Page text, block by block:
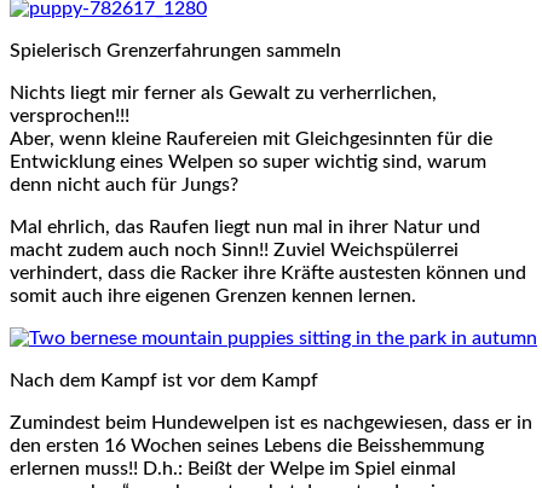
Spielerisch Grenzerfahrungen sammeln
Nichts liegt mir ferner als Gewalt zu verherrlichen,
versprochen!!!
Aber, wenn kleine Raufereien mit Gleichgesinnten für die
Entwicklung eines Welpen so super wichtig sind, warum
denn nicht auch für Jungs?
Mal ehrlich, das Raufen liegt nun mal in ihrer Natur und
macht zudem auch noch Sinn!! Zuviel Weichspülerrei
verhindert, dass die Racker ihre Kräfte austesten können und
somit auch ihre eigenen Grenzen kennen lernen.
Nach dem Kampf ist vor dem Kampf
Zumindest beim Hundewelpen ist es nachgewiesen, dass er in
den ersten 16 Wochen seines Lebens die Beisshemmung
erlernen muss!! D.h.: Beißt der Welpe im Spiel einmal